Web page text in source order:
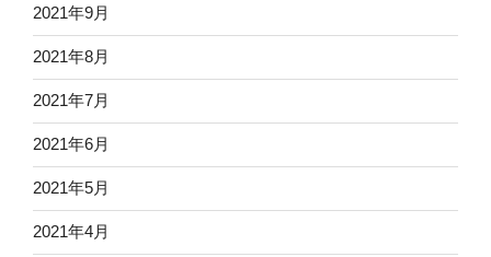
2021年9月
2021年8月
2021年7月
2021年6月
2021年5月
2021年4月